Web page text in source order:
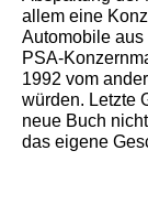
allem eine
Automobile
PSA-
1992 vom
würden. Letzte
neue Buch
das eigene